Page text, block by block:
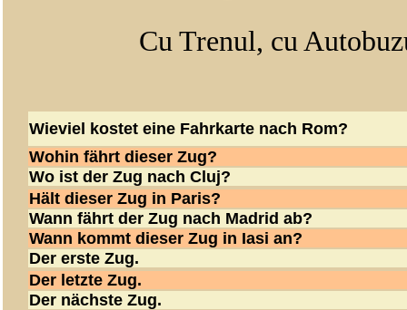
Cu Trenul, cu
Wieviel kostet eine Fahrkarte nach Rom?
Wohin fährt dieser Zug?
Wo ist der Zug nach Cluj?
Hält dieser Zug in Paris?
Wann fährt der Zug nach Madrid ab?
Wann kommt dieser Zug in Iasi an?
Der erste Zug.
Der letzte Zug.
Der nächste Zug.